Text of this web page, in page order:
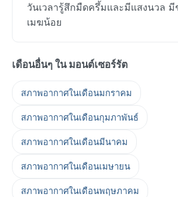
วันเวลารู้สึกมืดครึ้มและมีแสงนวล มี
เมฆน้อย
เดือนอื่นๆ ใน มอนต์เซอร์รัต
สภาพอากาศในเดือนมกราคม
สภาพอากาศในเดือนกุมภาพันธ์
สภาพอากาศในเดือนมีนาคม
สภาพอากาศในเดือนเมษายน
สภาพอากาศในเดือนพฤษภาคม